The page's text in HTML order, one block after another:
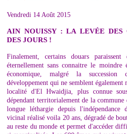
Vendredi 14 Août 2015
AIN NOUISSY : LA LEVÉE DES
DES JOURS !
Finalement, certains douars
éternellement sans connaitre le moindre
économique, malgré la succession
développement qui ne semblent
localité d'El Hwaidjia, plus connue
dépendant territorialement de la
longue léthargie depuis
vicinal réalisé voila 20 ans, dégradé de
au reste du monde et permet d'accéder